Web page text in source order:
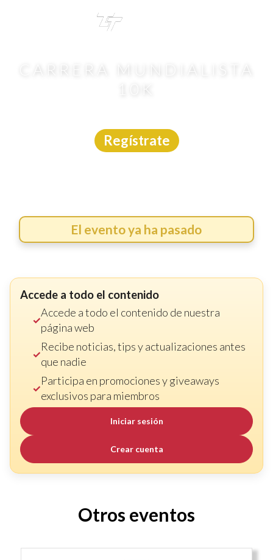
CARRERA MUNDIALISTA
10K
Regístrate
El evento ya ha pasado
Accede a todo el contenido
Accede a todo el contenido de nuestra
página web
Recibe noticias, tips y actualizaciones antes
que nadie
Participa en promociones y giveaways
exclusivos para miembros
Iniciar sesión
Crear cuenta
Otros eventos